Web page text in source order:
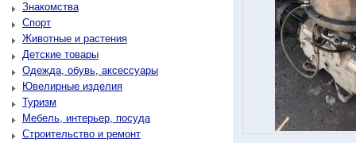
Знакомства
Спорт
Животные и растения
Детские товары
Одежда, обувь, аксессуары
Ювелирные изделия
Туризм
Мебель, интерьер, посуда
Строительство и ремонт